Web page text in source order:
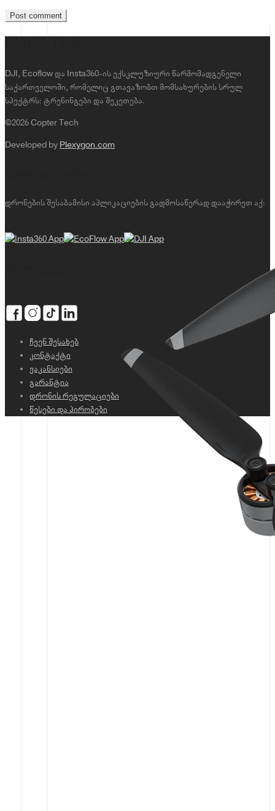
DJI, Ecoflow და Insta360-ის ექსკლუზიური წარმომადგენელი
საქართველოში, რომელიც გთავაზობთ მომსახურების სრულ
სპექტრს: ტრენინგები და შეკეთება.
©2026 Copter Tech
Developed by Plexygon.com
დრონების შესაბამისი აპლიკაციების გადმოსაწერად დააჭირეთ აქ:
ჩვენ შესახებ
კონტაქტი
ვაკანსიები
გარანტია
დრონის რეგულაციები
წესები და პირობები